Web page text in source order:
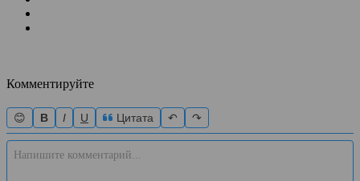
Комментируйте
😊 B I U Цитата ↶ ↷